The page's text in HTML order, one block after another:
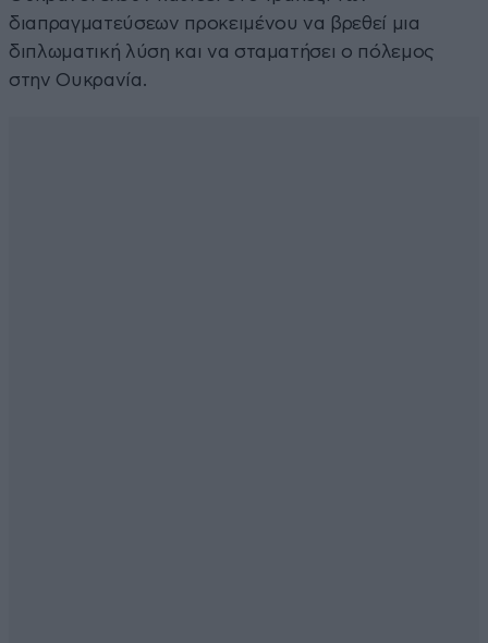
διαπραγματεύσεων προκειμένου να βρεθεί μια
διπλωματική λύση και να σταματήσει ο πόλεμος
στην Ουκρανία.